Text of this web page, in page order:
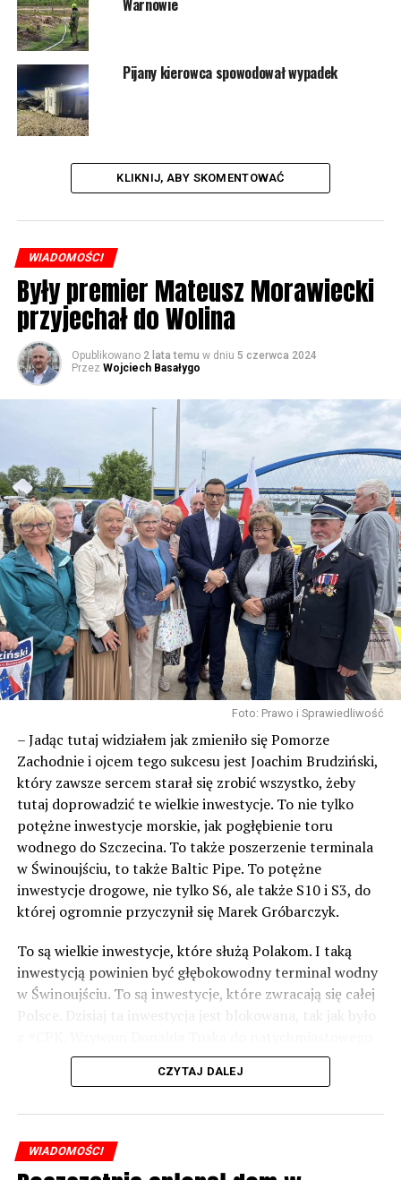
Warnowie
Pijany kierowca spowodował wypadek
KLIKNIJ, ABY SKOMENTOWAĆ
WIADOMOŚCI
Były premier Mateusz Morawiecki
przyjechał do Wolina
Opublikowano 2 lata temu w dniu 5 czerwca 2024
Przez Wojciech Basałygo
Foto: Prawo i Sprawiedliwość
– Jadąc tutaj widziałem jak zmieniło się Pomorze
Zachodnie i ojcem tego sukcesu jest Joachim Brudziński,
który zawsze sercem starał się zrobić wszystko, żeby
tutaj doprowadzić te wielkie inwestycje. To nie tylko
potężne inwestycje morskie, jak pogłębienie toru
wodnego do Szczecina. To także poszerzenie terminala
w Świnoujściu, to także Baltic Pipe. To potężne
inwestycje drogowe, nie tylko S6, ale także S10 i S3, do
której ogromnie przyczynił się Marek Gróbarczyk.
To są wielkie inwestycje, które służą Polakom. I taką
inwestycją powinien być głębokowodny terminal wodny
w Świnoujściu. To są inwestycje, które zwracają się całej
Polsce. Dzisiaj ta inwestycja jest blokowana, tak jak było
odblokowania CPK.
wykorzystać wspaniały potencjał Zachodniego Pomorza,
o którym śp. Lech Kaczyński powiedział, że jest naszą
racją stanu. Warto zagłosować na kandydatów PiS 9
CZYTAJ DALEJ
WIADOMOŚCI